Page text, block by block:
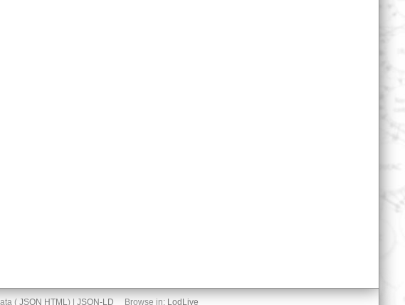
( JSON HTML) | JSON-LD Browse in: LodLive